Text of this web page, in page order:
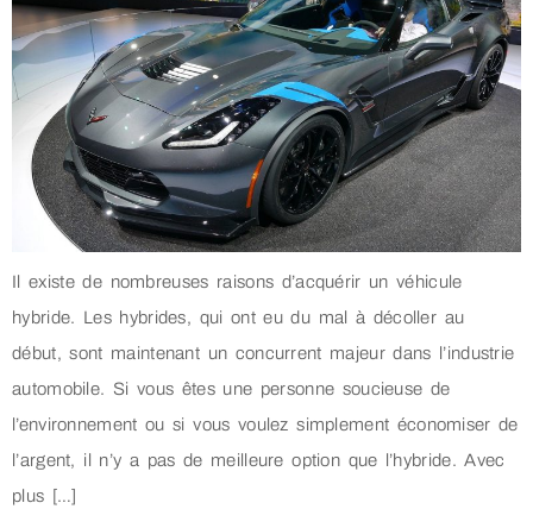
Il existe de nombreuses raisons d’acquérir un véhicule
hybride. Les hybrides, qui ont eu du mal à décoller au
début, sont maintenant un concurrent majeur dans l’industrie
automobile. Si vous êtes une personne soucieuse de
l’environnement ou si vous voulez simplement économiser de
l’argent, il n’y a pas de meilleure option que l’hybride. Avec
plus […]